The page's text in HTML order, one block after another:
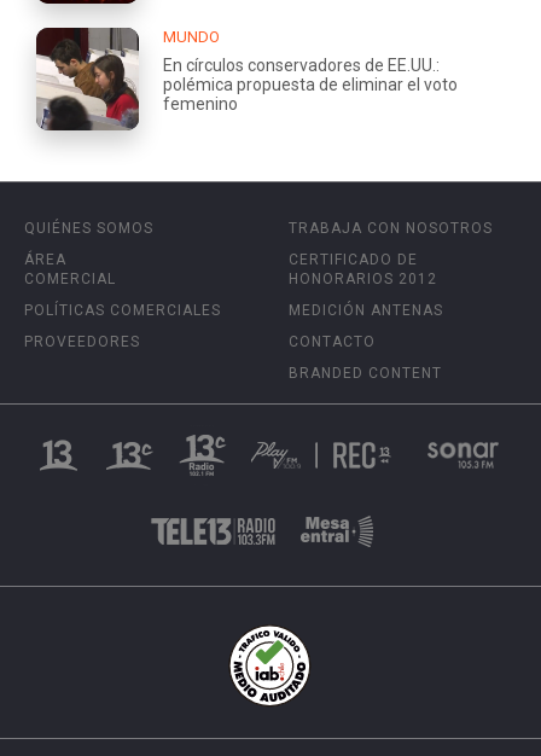
MUNDO
En círculos conservadores de EE.UU.:
polémica propuesta de eliminar el voto
femenino
QUIÉNES SOMOS
ÁREA
COMERCIAL
POLÍTICAS COMERCIALES
PROVEEDORES
TRABAJA CON NOSOTROS
CERTIFICADO DE
HONORARIOS 2012
MEDICIÓN ANTENAS
CONTACTO
BRANDED CONTENT